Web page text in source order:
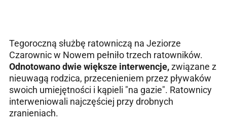
Tegoroczną służbę ratowniczą na Jeziorze
Czarownic w Nowem pełniło trzech ratowników.
Odnotowano dwie większe interwencje,związane z
nieuwagą rodzica, przecenieniem przez pływaków
swoich umiejętności i kąpieli "na gazie". Ratownicy
interweniowali najczęściej przy drobnych
zranieniach.